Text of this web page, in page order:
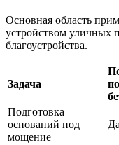
Основная область
устройством уличных
благоустройства.
Задача
Подготовка
оснований под
мощение
Да